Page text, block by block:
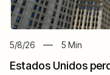
5/8/26 5 Min
Estados Unidos